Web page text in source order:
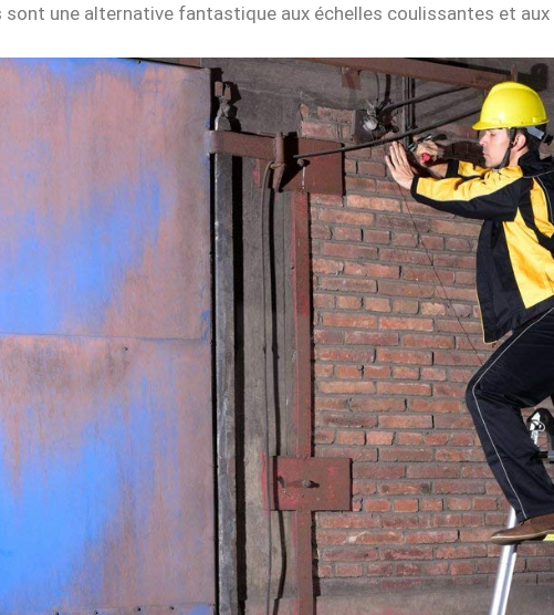
sont une alternative fantastique aux échelles coulissantes et aux